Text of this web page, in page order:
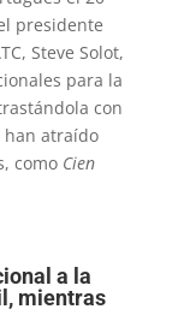
presidente
Steve Solot,
para la
con
han atraído
como Cien
a la
mientras